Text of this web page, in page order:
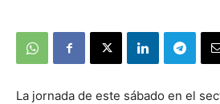
La jornada de este sábado en el